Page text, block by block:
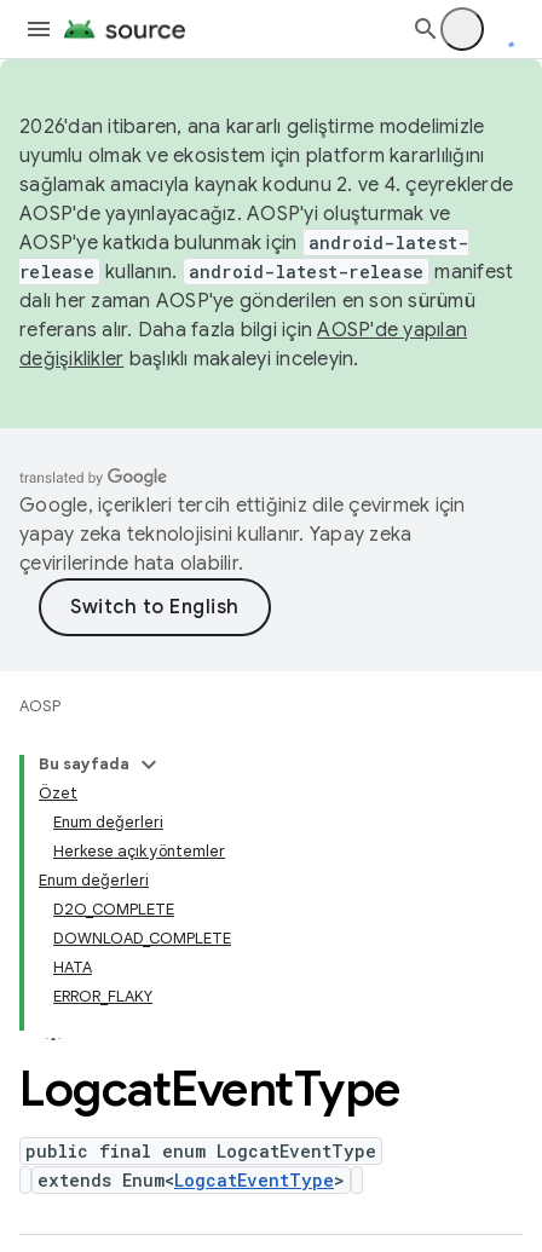
2026'dan itibaren, ana kararlı geliştirme modelimizle
uyumlu olmak ve ekosistem için platform kararlılığını
sağlamak amacıyla kaynak kodunu 2. ve 4. çeyreklerde
AOSP'de yayınlayacağız. AOSP'yi oluşturmak ve
AOSP'ye katkıda bulunmak için
android-latest-
release kullanın. android-latest-release manifest
dalı her zaman AOSP'ye gönderilen en son sürümü
referans alır. Daha fazla bilgi içinAOSP'de yapılan
değişiklikler başlıklı makaleyi inceleyin.
Google, içerikleri tercih ettiğiniz dile çevirmek için
yapay zeka teknolojisini kullanır. Yapay zeka
çevirilerinde hata olabilir.
AOSP
Bu sayfada
Özet
Enum değerleri
Herkese açık yöntemler
Enum değerleri
D2O_COMPLETE
DOWNLOAD_COMPLETE
HATA
ERROR_FLAKY
LogcatEventType
public final enum LogcatEventType
extends Enum<LogcatEventType>